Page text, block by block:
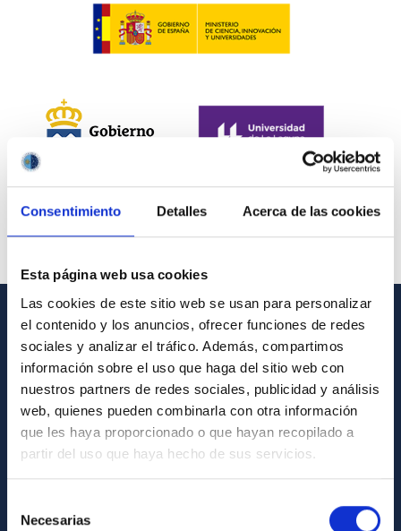
Consentimiento Detalles Acerca de las cookies
Esta página web usa cookies
Las cookies de este sitio web se usan para personalizar
el contenido y los anuncios, ofrecer funciones de redes
sociales y analizar el tráfico. Además, compartimos
información sobre el uso que haga del sitio web con
nuestros partners de redes sociales, publicidad y análisis
web, quienes pueden combinarla con otra información
que les haya proporcionado o que hayan recopilado a
partir del uso que haya hecho de sus servicios.
Necesarias
INFORMACIÓN GENERAL
Contacto
Cómo llegar al IAC
Directorio de personal
Biblioteca